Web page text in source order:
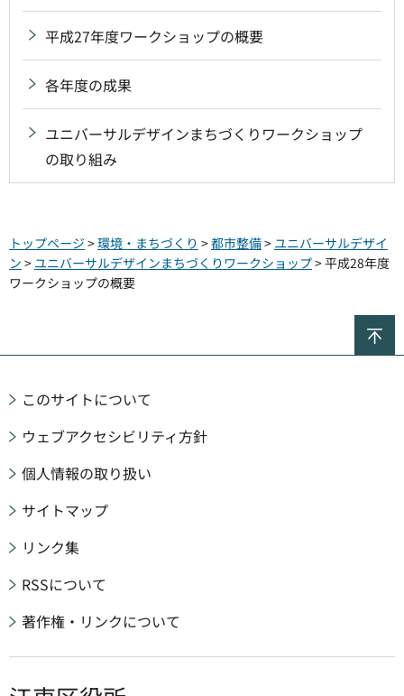
平成27年度ワークショップの概要
各年度の成果
ユニバーサルデザインまちづくりワークショップ
の取り組み
トップページ >環境・まちづくり >都市整備> ユニバーサルデザイ
ン > ユニバーサルデザインまちづくりワークショップ> 平成28年度
ワークショップの概要
このサイトについて
ウェブアクセシビリティ方針
個人情報の取り扱い
サイトマップ
リンク集
RSSについて
著作権・リンクについて